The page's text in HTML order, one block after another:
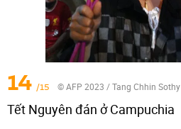
14 /15 © AFP 2023 / Tang Chhin Sothy
Tết Nguyên đán ở Campuchia